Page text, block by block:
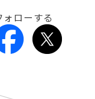
ォローする